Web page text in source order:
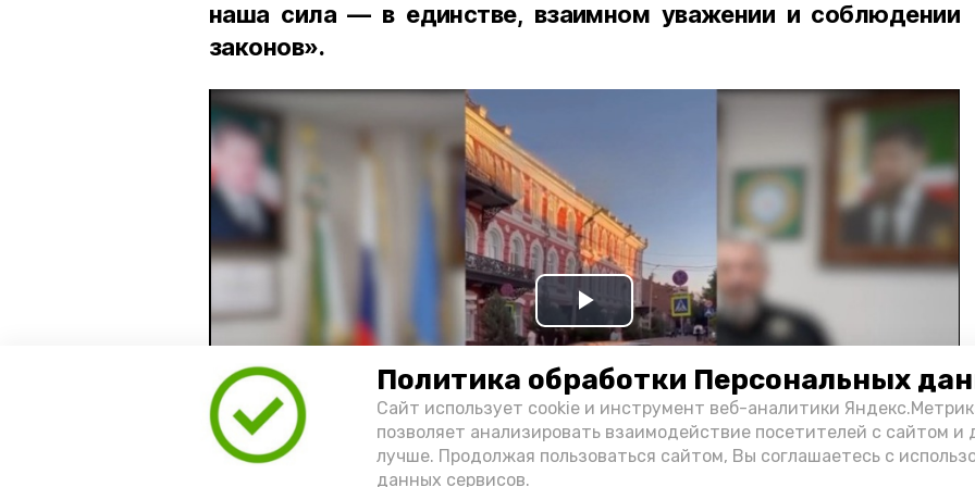
Политика обработки Персональных
Сайт использует cookie и инструмент веб-аналитики
позволяет анализировать взаимодействие посетителей с сайтом и
лучше. Продолжая пользоваться сайтом, Вы соглашаетесь с
данных сервисов.
наша сила — в единстве, взаимном уважении и соблюдении
законов».
Play
Video